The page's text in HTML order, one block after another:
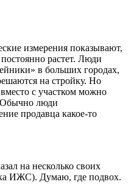
измерения показывают,
растет. Люди
в больших городах,
на стройку. Но
с участком можно
Обычно люди
продавца какое-то
на несколько своих
ИЖС). Думаю, где подвох.